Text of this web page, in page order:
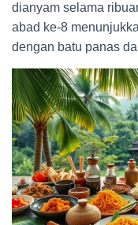
dianyam selama
abad ke-8
dengan batu panas